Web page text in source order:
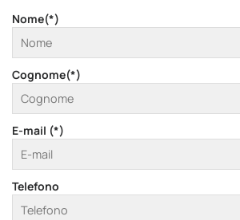
Nome(*)
Cognome(*)
E-mail (*)
Telefono